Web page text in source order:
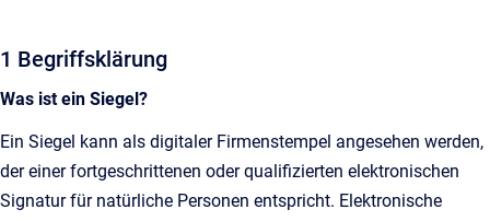
1 Begriffsklärung
Was ist ein Siegel?
Ein Siegel kann als digitaler Firmenstempel angesehen werden,
der einer fortgeschrittenen oder qualifizierten elektronischen
Signatur für natürliche Personen entspricht. Elektronische